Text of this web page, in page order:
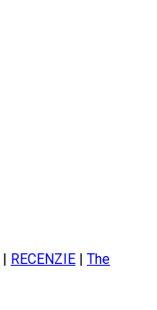
RECENZIE
The